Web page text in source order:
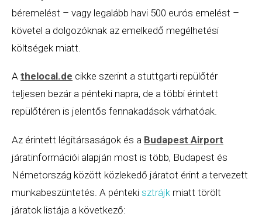
béremelést – vagy legalább havi 500 eurós emelést –
követel a dolgozóknak az emelkedő megélhetési
költségek miatt.
A thelocal.de cikke szerint a stuttgarti repülőtér
teljesen bezár a pénteki napra, de a többi érintett
repülőtéren is jelentős fennakadások várhatóak.
Az érintett légitársaságok és a Budapest Airport
járatinformációi alapján most is több, Budapest és
Németország között közlekedő járatot érint a tervezett
munkabeszüntetés. A pénteki sztrájk miatt törölt
járatok listája a következő: